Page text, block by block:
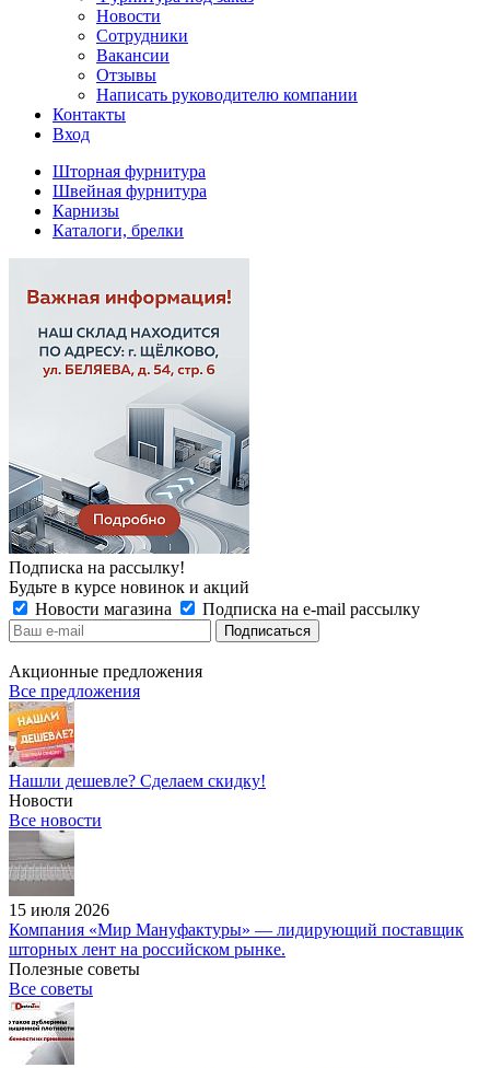
Новости
Сотрудники
Вакансии
Отзывы
Написать руководителю компании
Контакты
Вход
Шторная фурнитура
Швейная фурнитура
Карнизы
Каталоги, брелки
Подписка на рассылку!
Будьте в курсе новинок и акций
Новости магазина
Подписка на e-mail рассылку
Акционные предложения
Все предложения
Нашли дешевле? Сделаем скидку!
Новости
Все новости
15 июля 2026
Компания «Мир Мануфактуры» — лидирующий поставщик
шторных лент на российском рынке.
Полезные советы
Все советы